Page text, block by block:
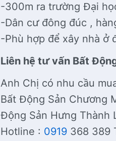
-300m ra trường Đại
-Dân cư đông đúc ,
-Phù hợp để xây nhà ở
Liên hệ tư vấn Bất
Anh Chị có nhu cầu
Bất Động Sản Chương
Động Sản Hưng Thành
Hotline : 0919 368 389